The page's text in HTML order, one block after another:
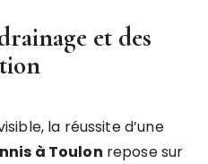
et des
la réussite d’une
à Toulon repose sur